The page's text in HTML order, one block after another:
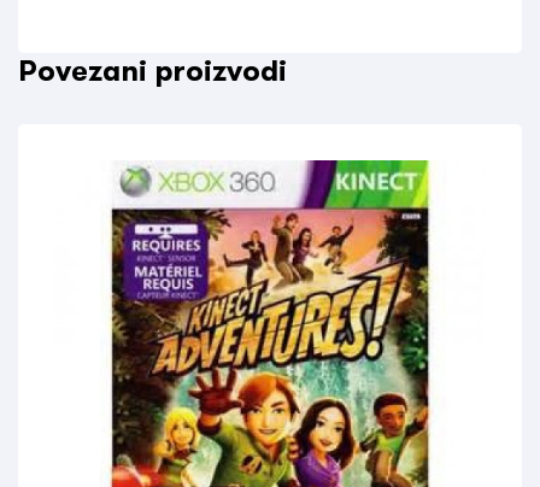
Povezani proizvodi